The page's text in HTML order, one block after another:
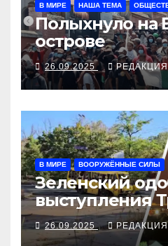
В МИРЕ НАША ТЕМА
Полыхнуло на
острове
26.09.2025 РЕДАКЦИЯ
В МИРЕ ВООРУЖЁННЫЕ СИЛЫ
Зеленский
выступления
закрыли
рубеж
26.09.2025 РЕДАКЦИЯ